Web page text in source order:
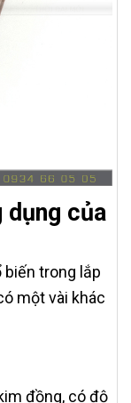
dụng của
biến trong lắp
một vài khác
đồng, có độ